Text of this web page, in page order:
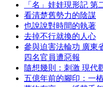
「名」娃娃現形記 第
看清楚舊勢力的陰謀
也說說對時間的執著
去掉不行就換的人心
參與迫害法輪功 廣東
四名官員遭惡報
隨想幾則：刺激 現代
五億年前的腳印：一